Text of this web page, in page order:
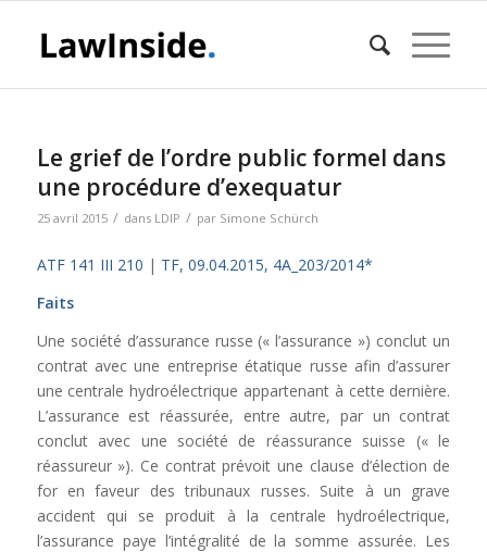
Le grief de l’ordre public formel dans
une procédure d’exequatur
25 avril 2015 / dans LDIP / par Simone Schürch
ATF 141 III 210 | TF, 09.04.2015, 4A_203/2014*
Faits
Une société d’assurance russe (« l’assurance ») conclut un
contrat avec une entreprise étatique russe afin d’assurer
une centrale hydroélectrique appartenant à cette dernière.
L’assurance est réassurée, entre autre, par un contrat
conclut avec une société de réassurance suisse (« le
réassureur »). Ce contrat prévoit une clause d’élection de
for en faveur des tribunaux russes. Suite à un grave
accident qui se produit à la centrale hydroélectrique,
l’assurance paye l’intégralité de la somme assurée. Les